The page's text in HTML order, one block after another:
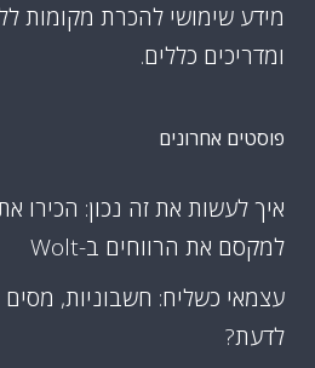
מידע שימושי להכרת מקומות
ומדריכים כללים.
פוסטים אחרונים
איך לעשות את זה נכון: הכירו
למקסם את הרווחים ב-Wolt
עצמאי כשליח: חשבוניות,
לדעת?